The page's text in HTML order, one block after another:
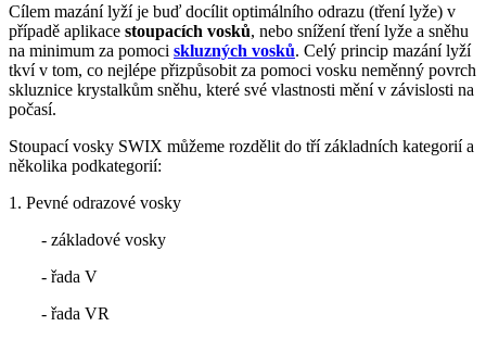
Cílem mazání lyží je buď docílit optimálního odrazu (tření lyže) v
případě aplikace stoupacích vosků, nebo snížení tření lyže a sněhu
na minimum za pomoci skluzných vosků. Celý princip mazání lyží
tkví v tom, co nejlépe přizpůsobit za pomoci vosku neměnný povrch
skluznice krystalkům sněhu, které své vlastnosti mění v závislosti na
počasí.
Stoupací vosky SWIX můžeme rozdělit do tří základních kategorií a
několika podkategorií:
1. Pevné odrazové vosky
- základové vosky
- řada V
- řada VR